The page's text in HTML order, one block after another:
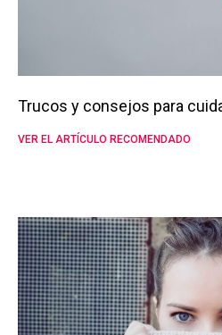
Trucos y consejos para
VER EL ARTÍCULO RECOMENDADO